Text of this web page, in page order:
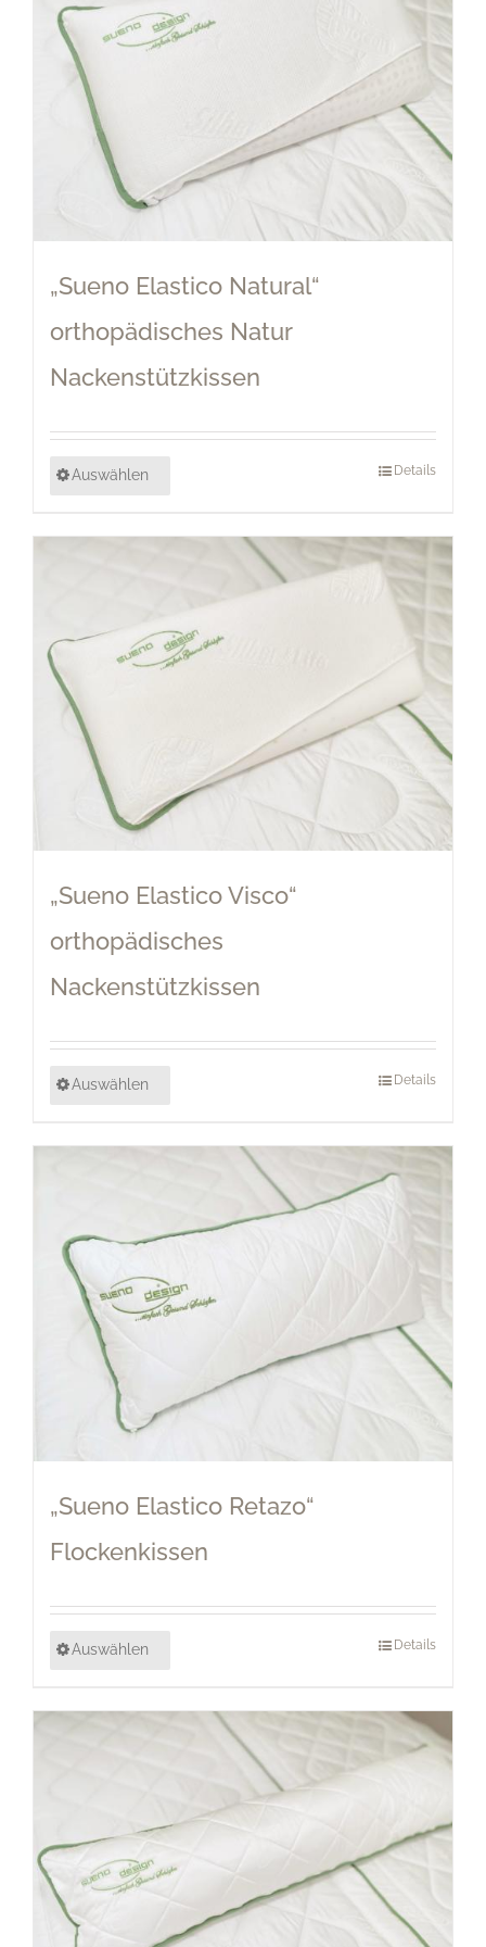
„Sueno Elastico Natural“
orthopädisches Natur
Nackenstützkissen
Auswählen Details
„Sueno Elastico Visco“
orthopädisches
Nackenstützkissen
Auswählen Details
„Sueno Elastico Retazo“
Flockenkissen
Auswählen Details